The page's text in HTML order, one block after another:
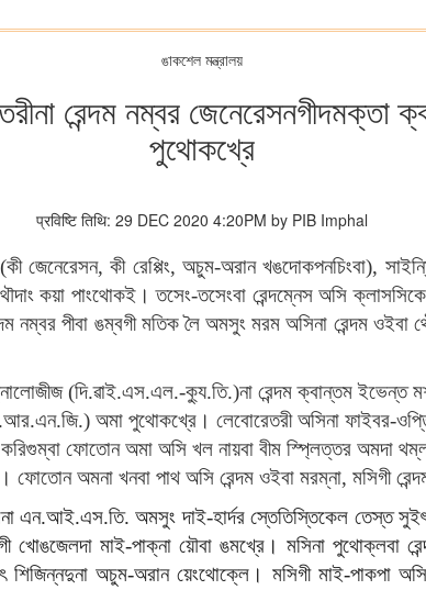
ঙাকশেল মন্ত্রালয়
রেন্দম নম্বর
পুথোকখ্রে
प्रविष्टि तिथि: 29 DEC 2020 4:20PM by PIB Imphal
জেনেরেসন, কী রেপ্পিং, অচুম-অরান খঙদোকপনচিংবা),
কয়া পাংথোকই। তসেং-তসেংবা রেন্দম্নেস অসি
নম্বর পীবা ঙম্বগী মতিক লৈ অমসুং মরম অসিনা রেন্দম
(দি.ৱাই.এস.এল.-ক্যু.তি.)না রেন্দম ক্বান্তম ইভেন্ত
অমা পুথোকখ্রে। লেবোরেতরী অসিনা ফাইবর-
ফোতোন অমা অসি খল নায়বা বীম স্প্লিত্তর অমদা
অমনা খনবা পাথ অসি রেন্দম ওইবা মরম্না, মসিগী
এন.আই.এস.তি. অমসুং দাই-হার্দর স্তেতিস্তিকেল তেস্ত
খোঙজেলদা মাই-পাক্না য়ৌবা ঙমখ্রে। মসিনা পুথোক্লবা
অচুম-অরান য়েংথোক্লে। মসিগী মাই-পাকপা